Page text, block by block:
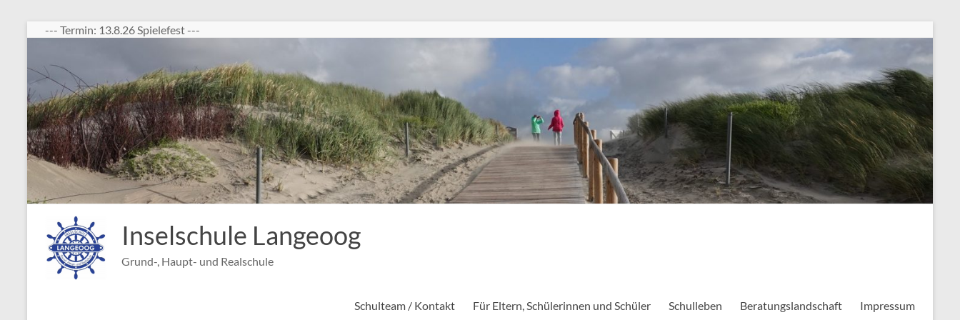
Zum
Inhalt
--- Termin: 13.8.26 Spielefest ---
Inselschule Langeoog
Grund-, Haupt- und Realschule
Schulteam / Kontakt Für Eltern, Schülerinnen und Schüler Schulleben Beratungslandschaft Impressum